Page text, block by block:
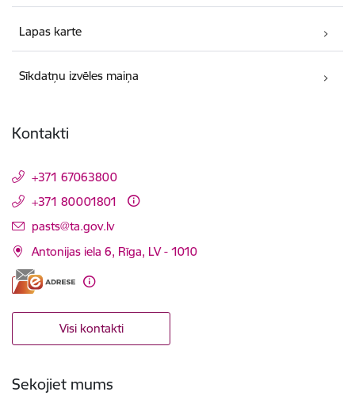
Lapas karte
Sīkdatņu izvēles maiņa
Kontakti
+371 67063800
+371 80001801
E-pasts:
pasts@ta.gov.lv
Antonijas iela 6, Rīga, LV - 1010
Visi kontakti
Sekojiet mums